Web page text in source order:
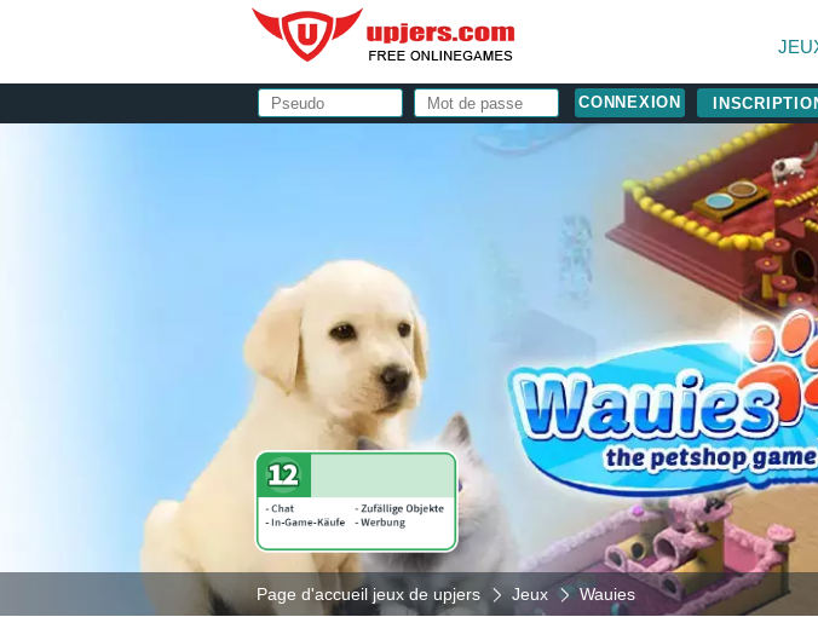
Page d'accueil jeux de upjers Jeux Wauies